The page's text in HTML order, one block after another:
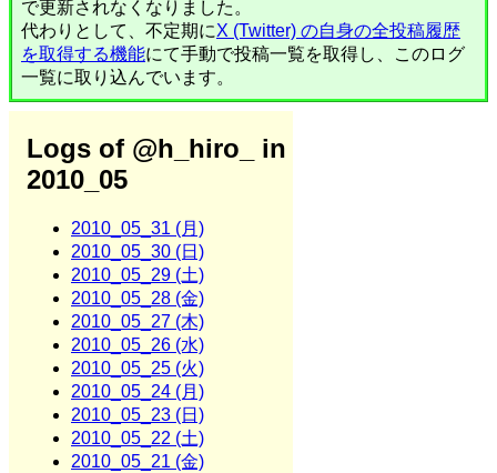
で更新されなくなりました。
代わりとして、不定期にX (Twitter) の自身の全投稿履歴
を取得する機能にて手動で投稿一覧を取得し、このログ
一覧に取り込んでいます。
Logs of @h_hiro_ in
2010_05
2010_05_31 (月)
2010_05_30 (日)
2010_05_29 (土)
2010_05_28 (金)
2010_05_27 (木)
2010_05_26 (水)
2010_05_25 (火)
2010_05_24 (月)
2010_05_23 (日)
2010_05_22 (土)
2010_05_21 (金)